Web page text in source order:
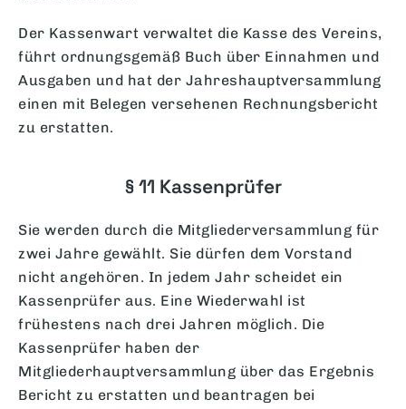
Der Kassenwart verwaltet die Kasse des Vereins,
führt ordnungsgemäß Buch über Einnahmen und
Ausgaben und hat der Jahreshauptversammlung
einen mit Belegen versehenen Rechnungsbericht
zu erstatten.
§ 11 Kassenprüfer
Sie werden durch die Mitgliederversammlung für
zwei Jahre gewählt. Sie dürfen dem Vorstand
nicht angehören. In jedem Jahr scheidet ein
Kassenprüfer aus. Eine Wiederwahl ist
frühestens nach drei Jahren möglich. Die
Kassenprüfer haben der
Mitgliederhauptversammlung über das Ergebnis
Bericht zu erstatten und beantragen bei